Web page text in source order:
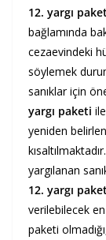
12. yargı
bağlamında
cezaevindeki
söylemek
sanıklar için
yargı paketi
yeniden
yargılanan
12. yargı
verilebilecek
paketi